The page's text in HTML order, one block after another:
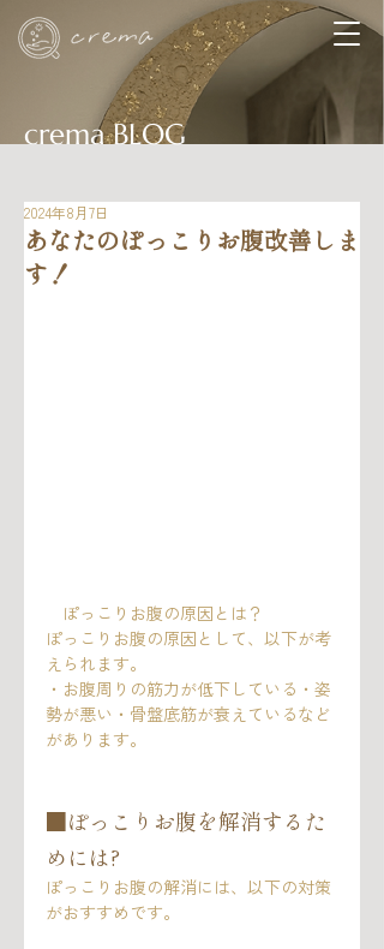
crema BLOG
あなたのぽっこりお腹改善しま
す！
2024年8月7日
ぽっこりお腹の原因とは？
ぽっこりお腹の原因として、以下が考
えられます。
・お腹周りの筋力が低下している・姿
勢が悪い・骨盤底筋が衰えているなど
があります。
■ぽっこりお腹を解消するた
めには?
ぽっこりお腹の解消には、以下の対策
がおすすめです。